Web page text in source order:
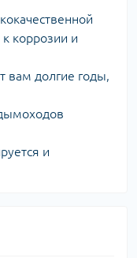
коррозии и
вам долгие годы,
и